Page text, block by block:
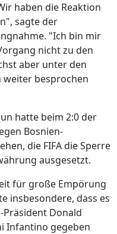
haben die Reaktion
sagte der
"Ich bin mir
nicht zu den
aber unter den
weiter besprochen
hatte beim 2:0 der
Bosnien-
die FIFA die Sperre
ausgesetzt.
für große Empörung
insbesondere, dass es
Präsident Donald
Infantino gegeben